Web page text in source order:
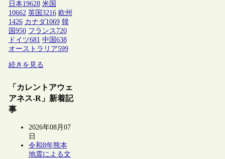
日本19628 米国
10662 英国3216 欧州
1426 カナダ1069 韓
国950 フランス 720
ドイツ681 中国638
オーストラリア599
続きを見る
「カレントアウェ
アネス-R」新着記
事
2026年08月07
日
令和8年熊本
地震による文